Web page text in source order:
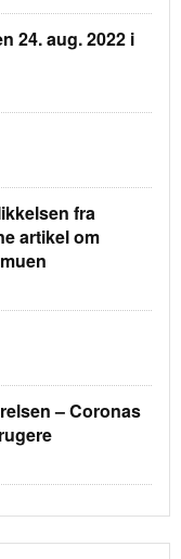
24. aug. 2022 i
fra
artikel om
– Coronas